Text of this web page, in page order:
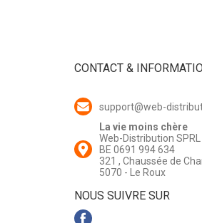
CONTACT &
support@web-
La vie moins chère
Web-Distribution SPRL
BE 0691 994 634
321 , Chaussée de
5070 - Le Roux
NOUS SUIVRE SUR